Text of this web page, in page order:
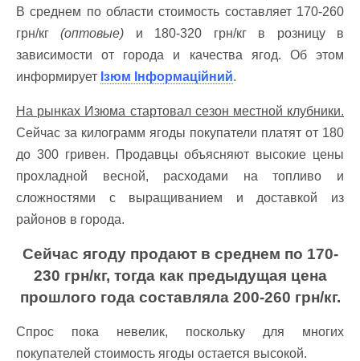
В среднем по области стоимость составляет 170-260
грн/кг(оптовые) и 180-320 грн/кг в розницу в
зависимости от города и качества ягод. Об этом
информирует Ізюм Інформаційний.
На рынках Изюма стартовал сезон местной клубники.
Сейчас за килограмм ягоды покупатели платят от 180
до 300 гривен. Продавцы объясняют высокие цены
прохладной весной, расходами на топливо и
сложностями с выращиванием и доставкой из
районов в города.
Сейчас ягоду продают в среднем по 170-
230 грн/кг, тогда как предыдущая цена
прошлого года составляла 200-260 грн/кг.
Спрос пока невелик, поскольку для многих
покупателей стоимость ягоды остается высокой.